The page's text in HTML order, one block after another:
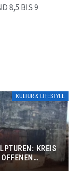
8,5 BIS 9
KULTUR & LIFESTYLE
KREIS